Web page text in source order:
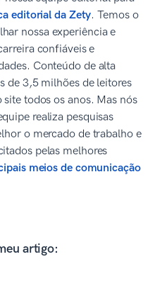
editorial da Zety. Temos o
nossa experiência e
confiáveis e
Conteúdo de alta
de 3,5 milhões de leitores
todos os anos. Mas nós
realiza pesquisas
o mercado de trabalho e
pelas melhores
meios de comunicação
artigo: